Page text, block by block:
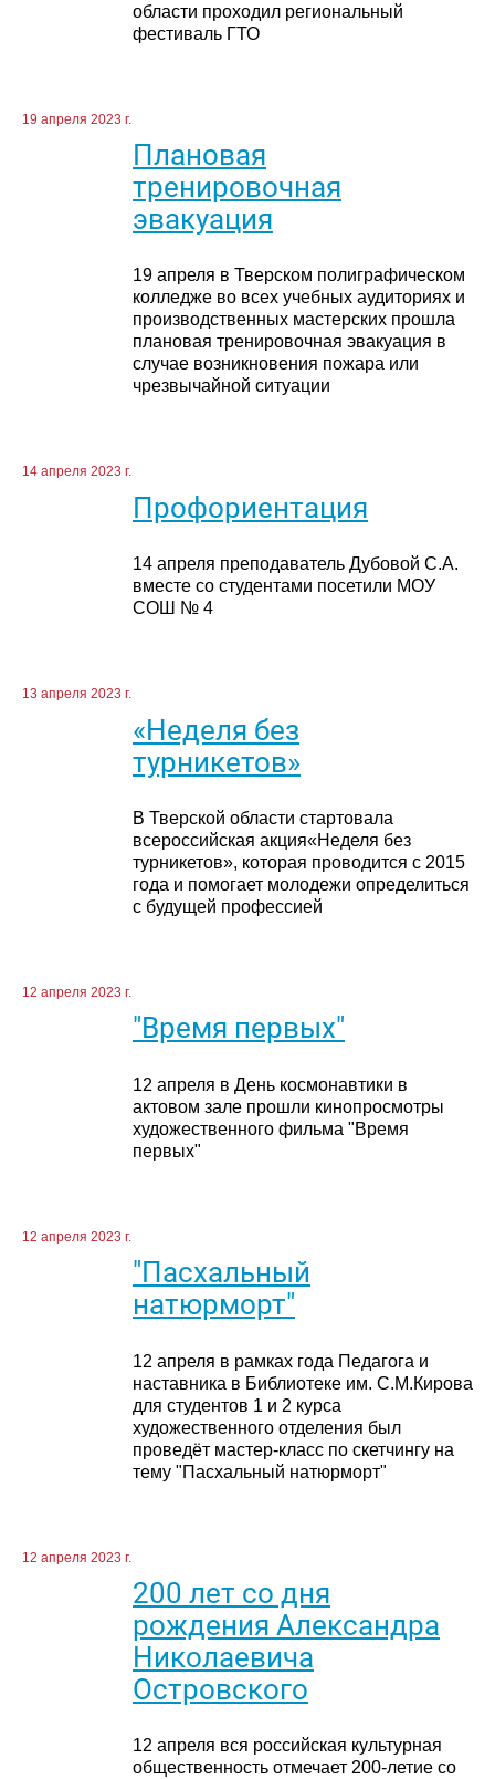
области проходил региональный
фестиваль ГТО
19 апреля 2023 г.
Плановая
тренировочная
эвакуация
19 апреля в Тверском полиграфическом
колледже во всех учебных аудиториях и
производственных мастерских прошла
плановая тренировочная эвакуация в
случае возникновения пожара или
чрезвычайной ситуации
14 апреля 2023 г.
Профориентация
14 апреля преподаватель Дубовой С.А.
вместе со студентами посетили МОУ
СОШ № 4
13 апреля 2023 г.
«Неделя без
турникетов»
В Тверской области стартовала
всероссийская акция«Неделя без
турникетов», которая проводится с 2015
года и помогает молодежи определиться
с будущей профессией
12 апреля 2023 г.
"Время первых"
12 апреля в День космонавтики в
актовом зале прошли кинопросмотры
художественного фильма "Время
первых"
12 апреля 2023 г.
"Пасхальный
натюрморт"
12 апреля в рамках года Педагога и
наставника в Библиотеке им. С.М.Кирова
для студентов 1 и 2 курса
художественного отделения был
проведёт мастер-класс по скетчингу на
тему "Пасхальный натюрморт"
12 апреля 2023 г.
200 лет со дня
рождения Александра
Николаевича
Островского
12 апреля вся российская культурная
общественность отмечает 200-летие со